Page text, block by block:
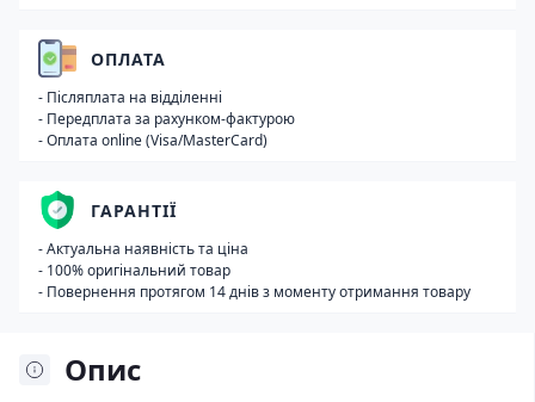
Опис
ОПЛАТА
- Післяплата на відділенні
- Передплата за рахунком-фактурою
- Оплата online (Visa/MasterCard)
ГАРАНТІЇ
- Актуальна наявність та ціна
- 100% оригінальний товар
- Повернення протягом 14 днів з моменту отримання товару